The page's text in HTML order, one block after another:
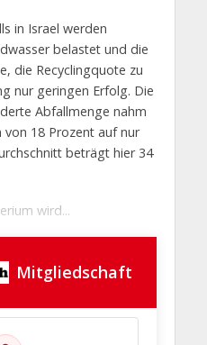
in Israel werden
belastet und die
die Recyclingquote zu
nur geringen Erfolg. Die
Abfallmenge nahm
von 18 Prozent auf nur
beträgt hier 34
wird...
Mitgliedschaft